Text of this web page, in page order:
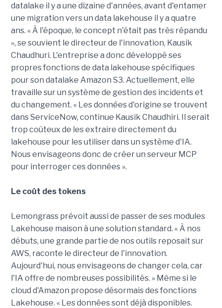
datalake il y a une dizaine d'années, avant d'entamer
une migration vers un data lakehouse il y a quatre
ans. « À l'époque, le concept n'était pas très répandu
», se souvient le directeur de l'innovation, Kausik
Chaudhuri. L'entreprise a donc développé ses
propres fonctions de data lakehouse spécifiques
pour son datalake Amazon S3. Actuellement, elle
travaille sur un système de gestion des incidents et
du changement. « Les données d'origine se trouvent
dans ServiceNow, continue Kausik Chaudhiri. Il serait
trop coûteux de les extraire directement du
lakehouse pour les utiliser dans un système d'IA.
Nous envisageons donc de créer un serveur MCP
pour interroger ces données ».
Le coût des tokens
Lemongrass prévoit aussi de passer de ses modules
Lakehouse maison à une solution standard. « À nos
débuts, une grande partie de nos outils reposait sur
AWS, raconte le directeur de l'innovation.
Aujourd'hui, nous envisageons de changer cela, car
l'IA offre de nombreuses possibilités. » Même si le
cloud d'Amazon propose désormais des fonctions
Lakehouse. « Les données sont déjà disponibles.